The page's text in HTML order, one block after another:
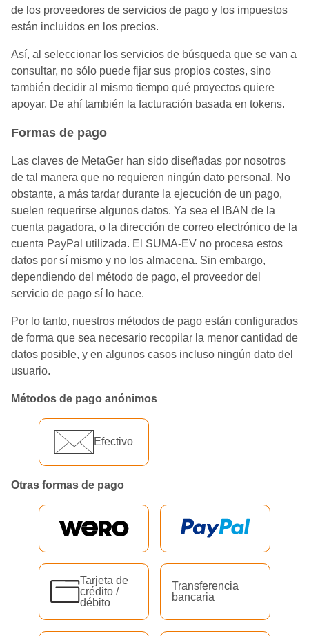
de los proveedores de servicios de pago y los impuestos
están incluidos en los precios.
Así, al seleccionar los servicios de búsqueda que se van a
consultar, no sólo puede fijar sus propios costes, sino
también decidir al mismo tiempo qué proyectos quiere
apoyar. De ahí también la facturación basada en tokens.
Formas de pago
Las claves de MetaGer han sido diseñadas por nosotros
de tal manera que no requieren ningún dato personal. No
obstante, a más tardar durante la ejecución de un pago,
suelen requerirse algunos datos. Ya sea el IBAN de la
cuenta pagadora, o la dirección de correo electrónico de la
cuenta PayPal utilizada. El SUMA-EV no procesa estos
datos por sí mismo y no los almacena. Sin embargo,
dependiendo del método de pago, el proveedor del
servicio de pago sí lo hace.
Por lo tanto, nuestros métodos de pago están configurados
de forma que sea necesario recopilar la menor cantidad de
datos posible, y en algunos casos incluso ningún dato del
usuario.
Métodos de pago anónimos
Efectivo
Otras formas de pago
Tarjeta de
crédito /
débito
Transferencia
bancaria